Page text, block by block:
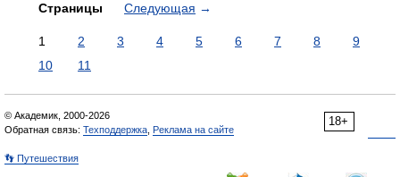
Страницы Следующая →
1 2 3 4 5 6 7 8
9
10
11
18+
© Академик, 2000-2026
Обратная связь: Техподдержка Реклама на сайте
👣 Путешествия